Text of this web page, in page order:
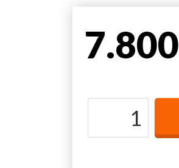
7.800